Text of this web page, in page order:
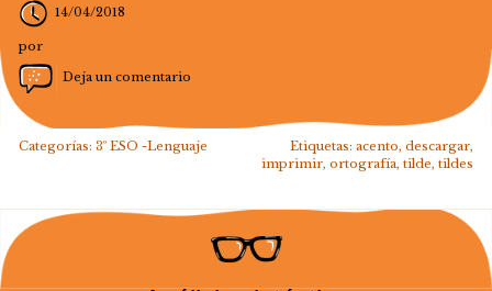
14/04/2018
por
Deja un comentario
Categorías: 3º ESO -Lenguaje Etiquetas:acento,descargar,
imprimir,ortografía,tilde,tildes